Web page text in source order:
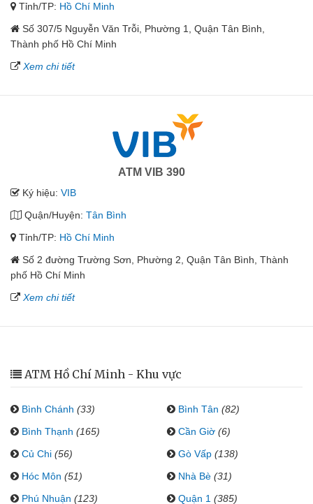
Tỉnh/TP: Hồ Chí Minh
Số 307/5 Nguyễn Văn Trỗi, Phường 1, Quận Tân Bình,
Thành phố Hồ Chí Minh
Xem chi tiết
ATM VIB 390
Ký hiệu: VIB
Quận/Huyện: Tân Bình
Tỉnh/TP: Hồ Chí Minh
Số 2 đường Trường Sơn, Phường 2, Quận Tân Bình, Thành
phố Hồ Chí Minh
Xem chi tiết
ATM Hồ Chí Minh - Khu vực
Bình Chánh (33) Bình Tân (82)
Bình Thạnh (165) Cần Giờ (6)
Củ Chi (56) Gò Vấp (138)
Hóc Môn (51) Nhà Bè (31)
Phú Nhuận (123) Quận 1 (385)